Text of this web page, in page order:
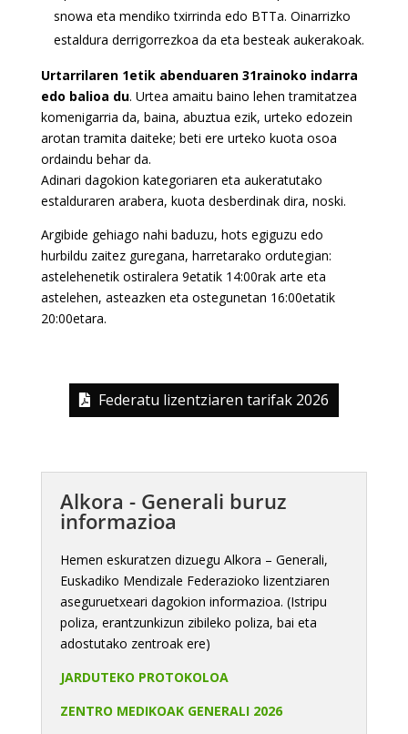
snowa eta mendiko txirrinda edo BTTa. Oinarrizko
estaldura derrigorrezkoa da eta besteak aukerakoak.
Urtarrilaren 1etik abenduaren 31rainoko indarra
edo balioa du. Urtea amaitu baino lehen tramitatzea
komenigarria da, baina, abuztua ezik, urteko edozein
arotan tramita daiteke; beti ere urteko kuota osoa
ordaindu behar da.
Adinari dagokion kategoriaren eta aukeratutako
estalduraren arabera, kuota desberdinak dira, noski.
Argibide gehiago nahi baduzu, hots egiguzu edo
hurbildu zaitez guregana, harretarako ordutegian:
astelehenetik ostiralera 9etatik 14:00rak arte eta
astelehen, asteazken eta ostegunetan 16:00etatik
20:00etara.
Federatu lizentziaren tarifak 2026
Alkora - Generali buruz
informazioa
Hemen eskuratzen dizuegu Alkora – Generali,
Euskadiko Mendizale Federazioko lizentziaren
aseguruetxeari dagokion informazioa. (Istripu
poliza, erantzunkizun zibileko poliza, bai eta
adostutako zentroak ere)
JARDUTEKO PROTOKOLOA
ZENTRO MEDIKOAK GENERALI 2026